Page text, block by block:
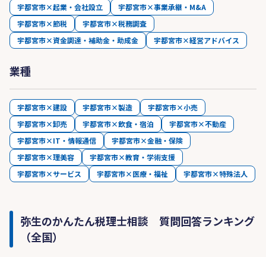
宇都宮市×起業・会社設立
宇都宮市×事業承継・M&A
宇都宮市×節税
宇都宮市×税務調査
宇都宮市×資金調達・補助金・助成金
宇都宮市×経営アドバイス
業種
宇都宮市×建設 宇都宮市×製造
宇都宮市×小売
宇都宮市×卸売
宇都宮市×飲食・宿泊
宇都宮市×不動産
宇都宮市×IT・情報通信
宇都宮市×金融・保険
宇都宮市×理美容
宇都宮市×教育・学術支援
宇都宮市×サービス
宇都宮市×医療・福祉 宇都宮市×特殊法人
弥生のかんたん税理士相談 質問回答ランキング
（全国）